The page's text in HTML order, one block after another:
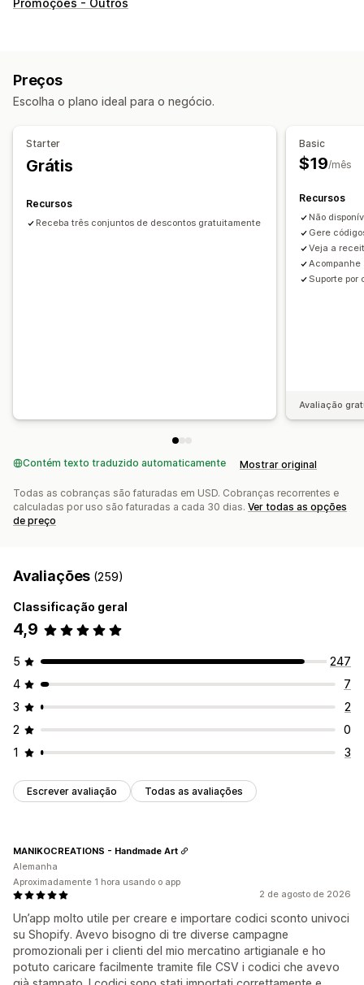
Descontos em massa
Descontos no checkout
Ofertas por tempo limitado
Descontos personalizados
Ferramenta de edição
Importação e exportação Código personalizado
Promoções - Outros
Preços
Escolha o plano ideal para o negócio.
Starter
Grátis
Recursos
Receba três conjuntos de descontos gratuitamente
Basic
$19/mês
Recursos
Não
Gere
Veja a
Suporte por
Avaliação
Contém texto traduzido automaticamente Mostrar original
Todas as cobranças são faturadas em USD. Cobranças recorrentes e
calculadas por uso são faturadas a cada 30 dias. Ver todas as opções
de preço
Avaliações (259)
Classificação geral
4,9
5
247
4
7
3
2
2
0
1
3
Escrever avaliação Todas as avaliações
2 de agosto de 2026
Un’app molto utile per creare e importare codici sconto univoci
su Shopify. Avevo bisogno di tre diverse campagne
promozionali per i clienti del mio mercatino artigianale e ho
potuto caricare facilmente tramite file CSV i codici che avevo
MANIKOCREATIONS - Handmade Art
Alemanha
Aproximadamente 1 hora usando o app